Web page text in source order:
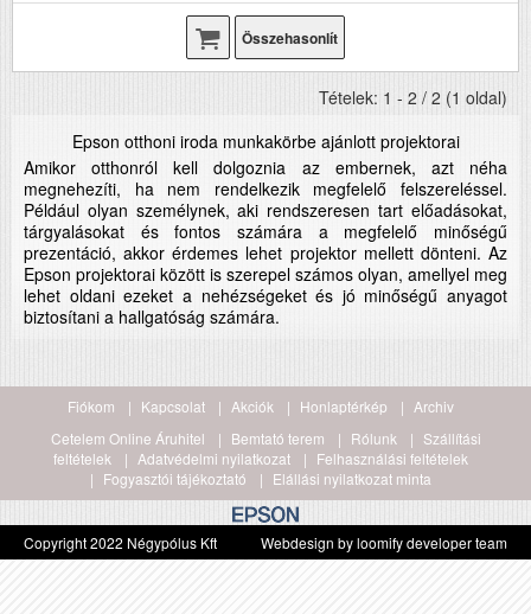
Összehasonlít
Tételek: 1 - 2 / 2 (1 oldal)
Epson otthoni iroda munkakörbe ajánlott projektorai
Amikor otthonról kell dolgoznia az embernek, azt néha
megnehezíti, ha nem rendelkezik megfelelő felszereléssel.
Például olyan személynek, aki rendszeresen tart előadásokat,
tárgyalásokat és fontos számára a megfelelő minőségű
prezentáció, akkor érdemes lehet projektor mellett dönteni. Az
Epson projektorai között is szerepel számos olyan, amellyel meg
lehet oldani ezeket a nehézségeket és jó minőségű anyagot
biztosítani a hallgatóság számára.
Fiókom Kapcsolat Akciók Honlaptérkép
Archiv
Cetelem Online Áruhitel
Bemtató terem Rólunk
Szállítási
feltételek
Adatvédelmi nyilatkozat
Felhasználási feltételek
Fogyasztói tájékoztató
Elállási nyilatkozat minta
Copyright 2022 Négypólus Kft Webdesign by loomify developer team